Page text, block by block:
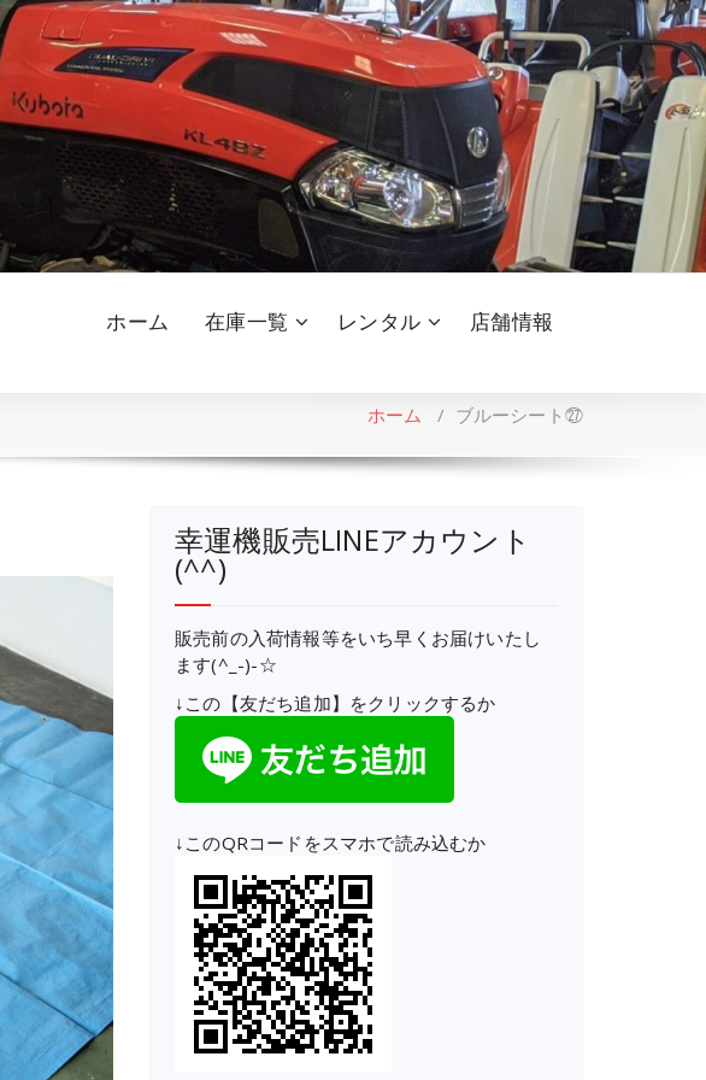
ホーム 在庫一覧 レンタル 店舗情報
ホーム / ブルーシート㉗
幸運機販売LINEアカウント
(^^)
販売前の入荷情報等をいち早くお届けいたし
ます(^_-)-☆
↓この【友だち追加】をクリックするか
↓このQRコードをスマホで読み込むか